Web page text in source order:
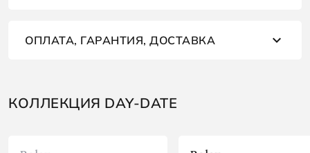
ОПЛАТА, ГАРАНТИЯ, ДОСТАВКА
КОЛЛЕКЦИЯ DAY-DATE